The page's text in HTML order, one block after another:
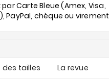
Carte Bleue (Amex, Visa,
PayPal, chèque ou virement
des tailles La revue